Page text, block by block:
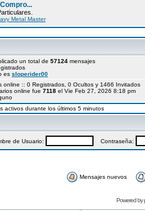
Metal Master
un total de 57124 mensajes
es sloperider00
online :: 0 Registrados, 0 Ocultos y 1466
online fue 7118 el Vie Feb 27, 2026 8:18 pm
activos durante los últimos 5 minutos
de Usuario: Contraseña:
Mensajes nuevos
Powered by